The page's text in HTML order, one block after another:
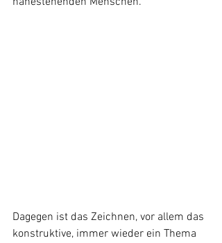
Dagegen ist das Zeichnen, vor allem das
konstruktive, immer wieder ein Thema